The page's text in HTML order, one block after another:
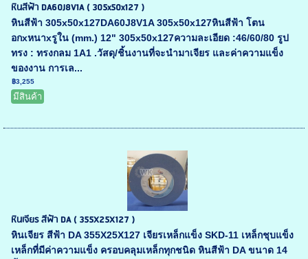
หินสีฟ้า DA60J8V1A ( 305x50x127 )
หินสีฟ้า 305x50x127DA60J8V1A 305x50x127หินสีฟ้า โตน
อกxหนาxรูใน (mm.) 12" 305x50x127ความละเอียด :46/60/80 รูป
ทรง : ทรงกลม 1A1 .วัสดุ/ชิ้นงานที่จะนำมาเจียร และค่าความแข็ง
ของงาน การเล...
฿3,255
มีสินค้า
หินเจียร สีฟ้า DA ( 355X25X127 )
หินเจียร สีฟ้า DA 355X25X127 เจียรเหล็กแข็ง SKD-11 เหล็กชุบแข็ง
เหล็กที่มีค่าความแข็ง ครอบคลุมเหล็กทุกชนิด หินสีฟ้า DA ขนาด 14